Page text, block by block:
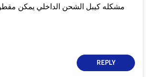
مشكله كيبل الشحن الداخلي يمكن
REPLY